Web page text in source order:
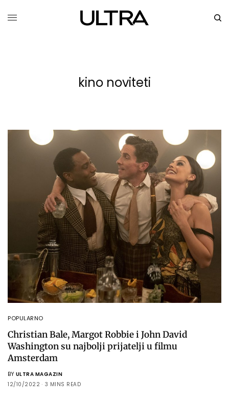
kino noviteti
POPULARNO
Christian Bale, Margot Robbie i John David
Washington su najbolji prijatelji u filmu
Amsterdam
BY ULTRA MAGAZIN
12/10/2022
3 MINS READ